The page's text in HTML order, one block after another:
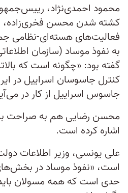
محمود احمدی‌نژاد،
کشته شدن محسن فخری‌زاده،‌
فعالیت‌های هسته‌ای-نظامی
به نفوذ موساد (سازمان
گفته بود: «چگونه است که
کنترل جاسوسان اسراییل در
جاسوس اسراییل از کار در
محسن‌ رضایی هم به صراحت به
اشاره کرده است.
علی یونسی، وزیر اطلاعات
است، «نفوذ موساد در
حدی است که همه مسولان